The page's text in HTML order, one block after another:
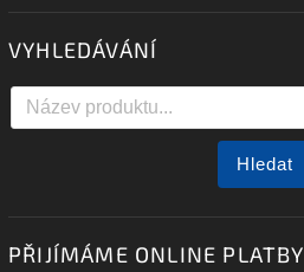
VYHLEDÁVÁNÍ
Hledat
PŘIJÍMÁME ONLINE PLATBY